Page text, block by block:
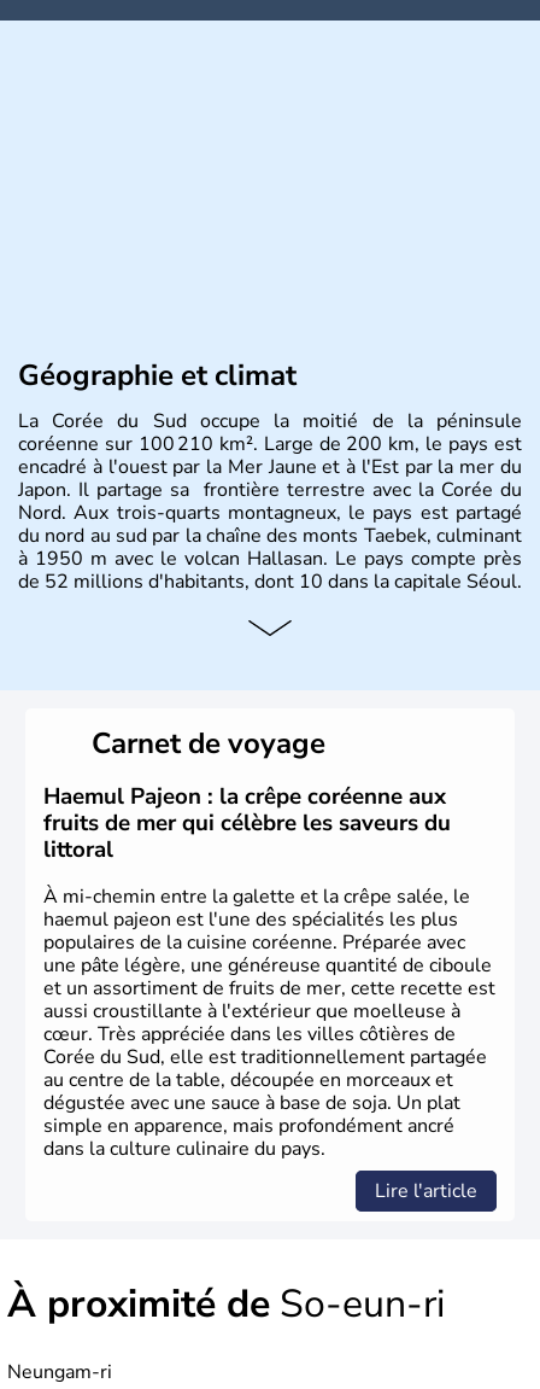
Géographie et climat
La Corée du Sud occupe la moitié de la péninsule
coréenne sur 100 210 km². Large de 200 km, le pays est
encadré à l'ouest par la Mer Jaune et à l'Est par la mer du
Japon. Il partage sa frontière terrestre avec la Corée du
Nord. Aux trois-quarts montagneux, le pays est partagé
du nord au sud par la chaîne des monts Taebek, culminant
à 1950 m avec le volcan Hallasan. Le pays compte près
de 52 millions d'habitants, dont 10 dans la capitale Séoul.
Histoire et administration
christianisme et le bouddhisme en sont les deux
principales religions. Ce pays partage sa culture avec la
Corée du Nord. Les Jeux Olympiques s’y sont déroulés en
1988, de même que la Coupe du Monde de football en
2002, en collaboration avec le Japon.
Carnet de voyage
Haemul Pajeon : la crêpe coréenne aux
fruits de mer qui célèbre les saveurs du
littoral
À mi-chemin entre la galette et la crêpe salée, le
haemul pajeon est l'une des spécialités les plus
populaires de la cuisine coréenne. Préparée avec
une pâte légère, une généreuse quantité de ciboule
et un assortiment de fruits de mer, cette recette est
aussi croustillante à l'extérieur que moelleuse à
cœur. Très appréciée dans les villes côtières de
Corée du Sud, elle est traditionnellement partagée
au centre de la table, découpée en morceaux et
dégustée avec une sauce à base de soja. Un plat
simple en apparence, mais profondément ancré
dans la culture culinaire du pays.
Lire l'article
À proximité de So-eun-ri
Neungam-ri